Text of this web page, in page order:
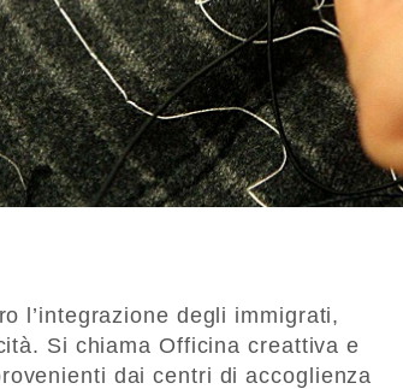
l’integrazione degli immigrati,
Si chiama Officina creattiva e
dai centri di accoglienza